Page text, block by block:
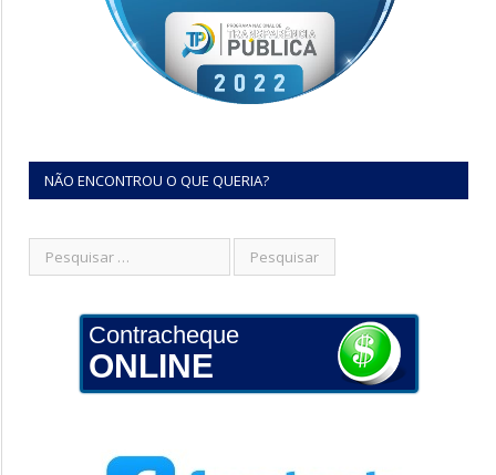
NÃO ENCONTROU O QUE QUERIA?
Contracheque
ONLINE